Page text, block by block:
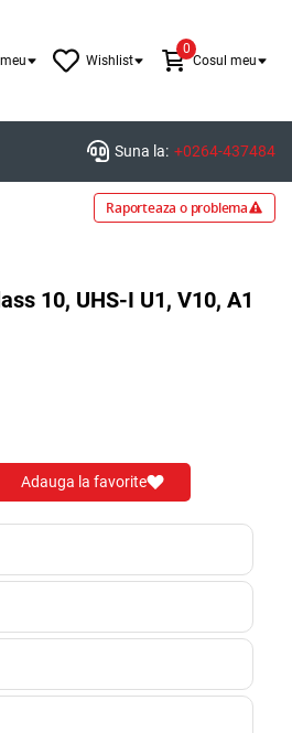
Wishlist
0
Cosul meu
Suna la: +0264-437484
Raporteaza o problema
10, UHS-I U1, V10, A1
Adauga la favorite